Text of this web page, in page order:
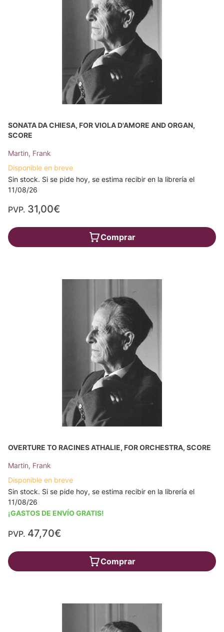
SONATA DA CHIESA, FOR VIOLA D'AMORE AND ORGAN,
SCORE
Martin, Frank
Disponible en breve
Sin stock. Si se pide hoy, se estima recibir en la librería el
11/08/26
PVP. 31,00€
Comprar
OVERTURE TO RACINES ATHALIE, FOR ORCHESTRA, SCORE
Martin, Frank
Disponible en breve
Sin stock. Si se pide hoy, se estima recibir en la librería el
11/08/26
¡GASTOS DE ENVÍO GRATIS!
PVP. 47,70€
Comprar